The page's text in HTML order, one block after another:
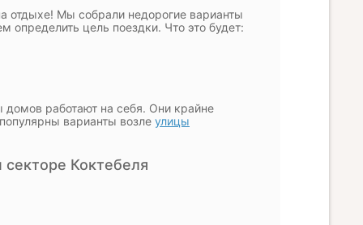
отдыхе! Мы собрали недорогие варианты
определить цель поездки. Что это будет:
домов работают на себя. Они крайне
варианты возле улицы
Коктебеля